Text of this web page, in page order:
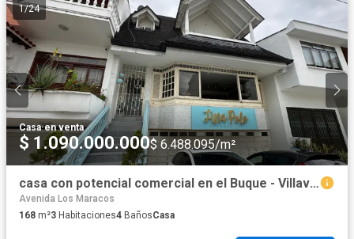
1/24
Casa·en venta
$ 1.090.000.000$ 6.488.095/m²
casa con potencial comercial en el Buque - Villavicencion
Avenida Los Maracos
168 m²3 Habitaciones4 BañosCasa